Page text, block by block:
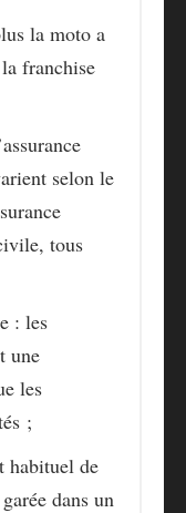
la moto a
franchise
selon le
tous
: les
une
les
;
habituel de
dans un